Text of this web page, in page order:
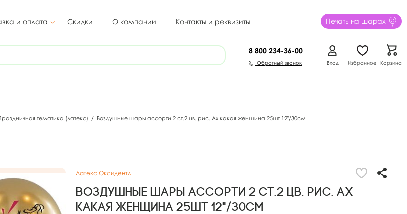
и оплата Скидки О компании Контакты и реквизиты Печать на шарах
8 800 234-36-00
Обратный звонок Вход Избранное Корзина
тематика (латекс) / Воздушные шары ассорти 2 ст.2 цв. рис. Ах какая женщина 25шт 12"/30см
Латекс Оксидентл
Воздушные шары ассорти 2 ст.2 цв. рис. Ах
какая женщина 25шт 12"/30см